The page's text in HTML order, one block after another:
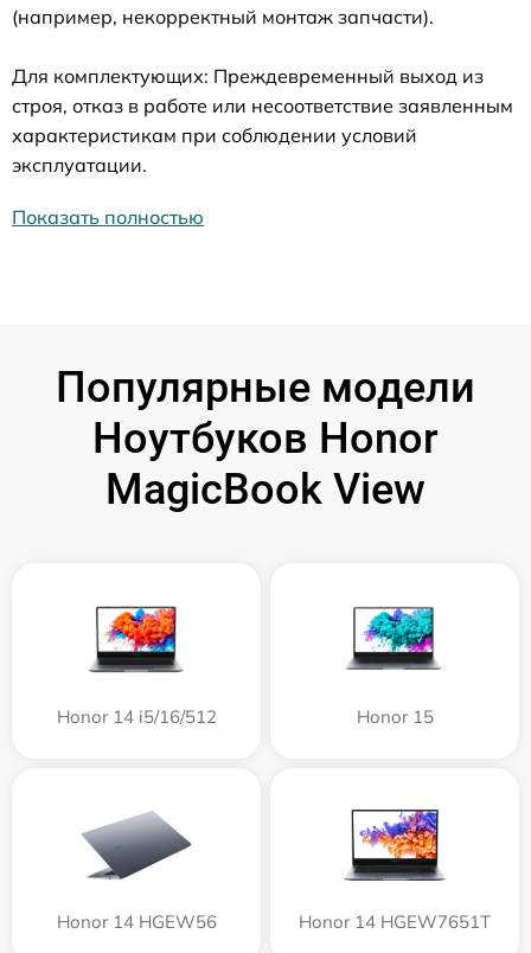
(например, некорректный монтаж запчасти).
Для комплектующих: Преждевременный выход из
строя, отказ в работе или несоответствие заявленным
характеристикам при соблюдении условий
эксплуатации.
Показать полностью
Популярные модели
Ноутбуков Honor
MagicBook View
Honor 14 i5/16/512 Honor 15
Honor 14 HGEW56 Honor 14 HGEW7651T